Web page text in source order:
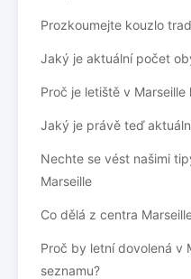
Prozkoumejte kouzlo
Jaký je aktuální počet
Proč je letiště v
Jaký je právě teď
Nechte se vést našimi
Marseille
Co dělá z centra
Proč by letní dovolená v
seznamu?